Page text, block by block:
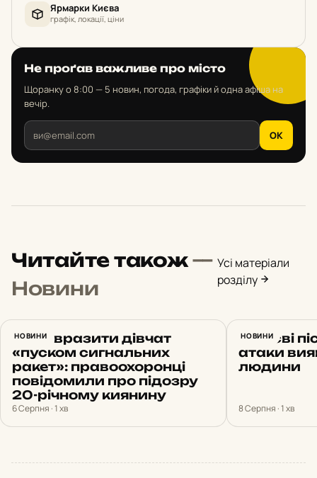
Ярмарки Києва
графік, локації, ціни
Не проґав важливе про місто
Щоранку о 8:00 — 5 новин, погода, графіки й одна афіша на
вечір.
OK
Читайте також—
Новини
Усі матеріали
розділу
НОВИНИ
Хотів вразити дівчат
«пуском сигнальних
ракет»: правоохоронці
повідомили про підозру
20-річному киянину
6 Серпня · 1 хв
НОВИНИ
У Києві
атаки
людини
8 Серпня · 1 хв